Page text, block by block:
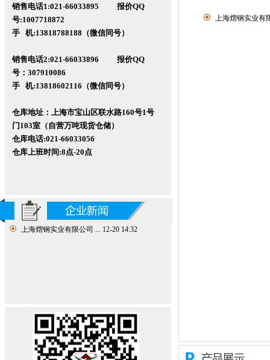
销售电话1:021-66033895 报价QQ
号:1007718872
手 机:13818788188（微信同号）
销售电话2:021-66033896 报价QQ
号 ：307910086
手 机:13818602116 （微信同号）
仓库地址：上海市宝山区联水路160号1号
门103室（自营万吨现货仓储）
仓库电话:021-66033056
仓库上班时间:8点-20点
上海熠钢实业有限公司 ... 12-20 14:32
上海熠钢实业有